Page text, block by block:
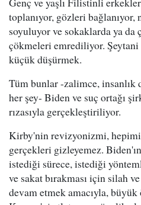
toplanıyor, gözleri bağlanıyor,
soyuluyor ve sokaklarda ya da
çökmeleri emrediliyor. Şeytani
küçük düşürmek.
Tüm bunlar -zalimce, insanlık
her şey- Biden ve suç ortağı
rızasıyla gerçekleştiriliyor.
Kirby'nin revizyonizmi,
gerçekleri gizleyemez.
istediği sürece, istediği
ve sakat bırakması için silah
devam etmek amacıyla,